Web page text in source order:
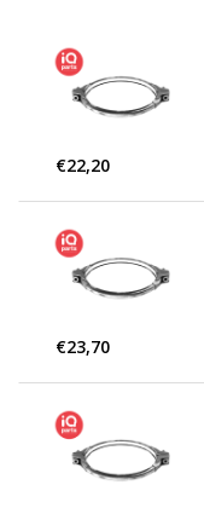
€22,20
€23,70